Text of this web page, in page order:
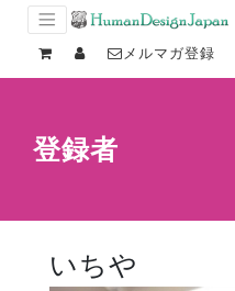
メルマガ登録
登録者
いちや